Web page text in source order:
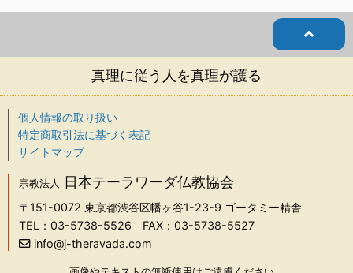
真理に従う人を真理が護る
個人情報の取り扱い
特定商取引法に基づく表記
サイトマップ
宗教法人 日本テーラワーダ仏教協会
〒151-0072 東京都渋谷区幡ヶ谷1-23-9 ゴータミー精舎
TEL：03-5738-5526 FAX：03-5738-5527
info@j-theravada.com